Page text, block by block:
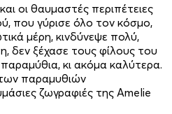
οι θαυμαστές περιπέτειες
που γύρισε όλο τον κόσμο,
μέρη, κινδύνεψε πολύ,
δεν ξέχασε τους φίλους του
κι ακόμα καλύτερα.
παραμυθιών
ζωγραφιές της Amelie